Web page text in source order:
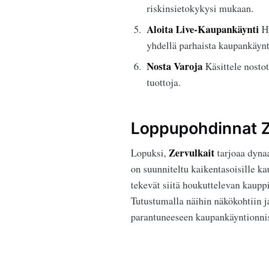
riskinsietokykysi mukaan.
Aloita Live-Kaupankäynti
yhdellä parhaista
Nosta VarojaKäsittele
tuottoja.
Loppupohdinnat
Lopuksi, Zervulkaittarjoaa
on suunniteltu kaikentasoisille
tekevät siitä houkuttelevan
Tutustumalla näihin näkökohtiin
parantuneeseen